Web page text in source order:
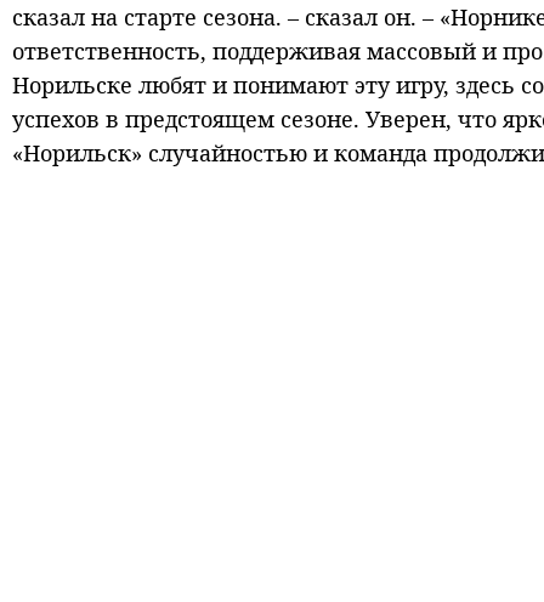
сказал на старте сезона. – сказал он. –
ответственность, поддерживая массовый и
Норильске любят и понимают эту игру, здесь
успехов в предстоящем сезоне. Уверен, что
«Норильск» случайностью и команда